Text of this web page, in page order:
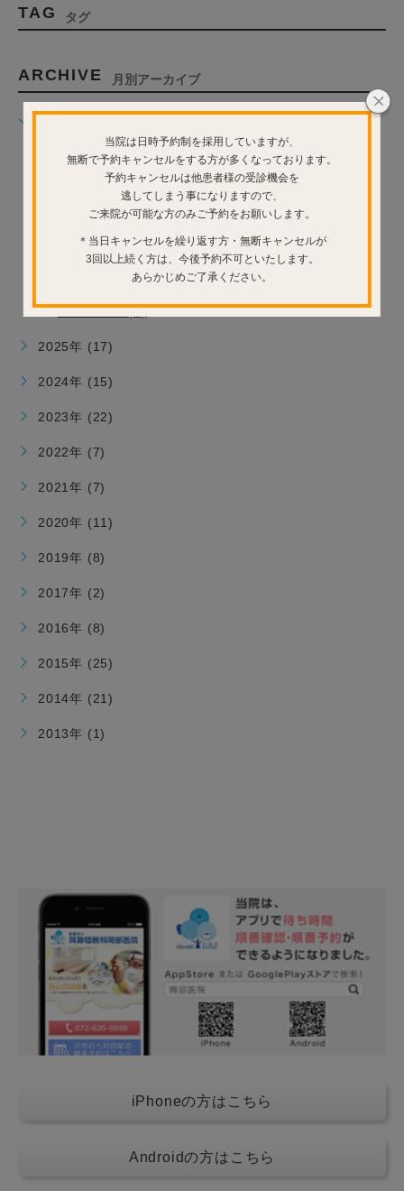
当院は日時予約制を採用していますが、
無断で予約キャンセルをする方が多くなっております。
予約キャンセルは他患者様の受診機会を
逃してしまう事になりますので、
ご来院が可能な方のみご予約をお願いします。
＊当日キャンセルを繰り返す方・無断キャンセルが
3回以上続く方は、今後予約不可といたします。
あらかじめご了承ください。
TAG タグ
ARCHIVE 月別アーカイブ
2026年7月 (1)
2026年6月 (3)
2026年5月 (4)
2026年3月 (1)
2026年2月 (1)
2026年1月 (1)
2025年 (17)
2024年 (15)
2023年 (22)
2022年 (7)
2021年 (7)
2020年 (11)
2019年 (8)
2017年 (2)
2016年 (8)
2015年 (25)
2014年 (21)
2013年 (1)
iPhoneの方はこちら
Androidの方はこちら